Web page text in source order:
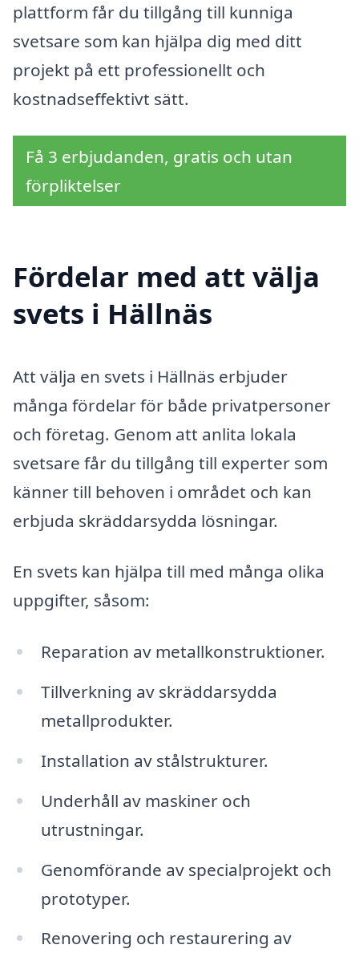
plattform får du tillgång till kunniga
svetsare som kan hjälpa dig med ditt
projekt på ett professionellt och
kostnadseffektivt sätt.
Få 3 erbjudanden, gratis och utan
förpliktelser
Fördelar med att välja
svets i Hällnäs
Att välja en svets i Hällnäs erbjuder
många fördelar för både privatpersoner
och företag. Genom att anlita lokala
svetsare får du tillgång till experter som
känner till behoven i området och kan
erbjuda skräddarsydda lösningar.
En svets kan hjälpa till med många olika
uppgifter, såsom:
Reparation av metallkonstruktioner.
Tillverkning av skräddarsydda
metallprodukter.
Installation av stålstrukturer.
Underhåll av maskiner och
utrustningar.
Genomförande av specialprojekt och
prototyper.
Renovering och restaurering av